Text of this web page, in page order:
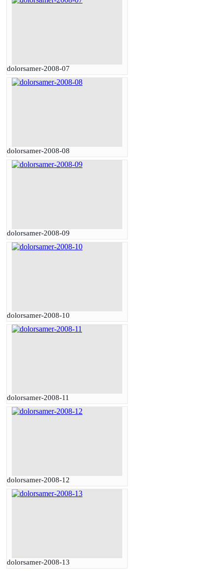
dolorsamer-2008-07
dolorsamer-2008-08
dolorsamer-2008-09
dolorsamer-2008-10
dolorsamer-2008-11
dolorsamer-2008-12
dolorsamer-2008-13